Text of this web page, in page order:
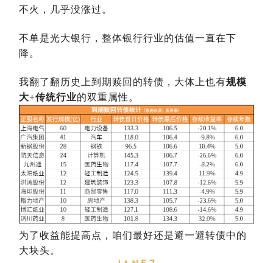
不火，几乎没涨过。
不单是光大银行，整体银行行业的估值一直在下
降。
我翻了翻历史上到期赎回的转债，大体上也有规模
大+传统行业的双重属性。
为了收益能提高点，咱们最好还是避一避转债中的
大块头。